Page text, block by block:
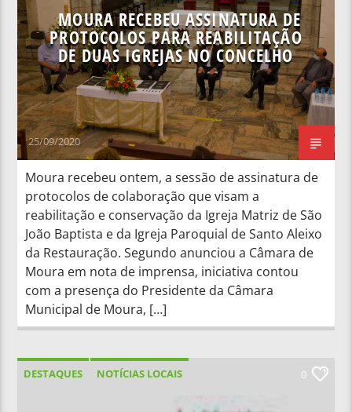
MOURA RECEBEU ASSINATURA DE
PROTOCOLOS PARA REABILITAÇÃO
DE DUAS IGREJAS NO CONCELHO
25/09/2020
Moura recebeu ontem, a sessão de assinatura de
protocolos de colaboração que visam a
reabilitação e conservação da Igreja Matriz de São
João Baptista e da Igreja Paroquial de Santo Aleixo
da Restauração. Segundo anunciou a Câmara de
Moura em nota de imprensa, iniciativa contou
com a presença do Presidente da Câmara
Municipal de Moura, […]
DESTAQUES NOTÍCIAS LOCAIS 0